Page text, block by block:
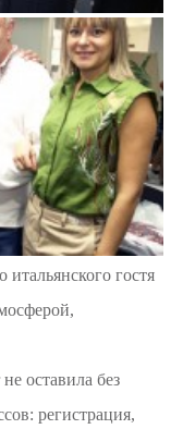
итальянского гостя
оставила без
регистрация,